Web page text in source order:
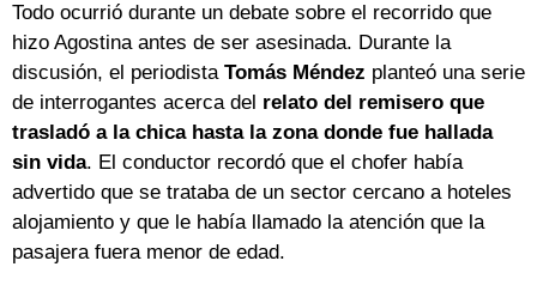
Todo ocurrió durante un debate sobre el recorrido que
hizo Agostina antes de ser asesinada. Durante la
discusión, el periodista Tomás Méndez planteó una serie
de interrogantes acerca del relato del remisero que
trasladó a la chica hasta la zona donde fue hallada
sin vida. El conductor recordó que el chofer había
advertido que se trataba de un sector cercano a hoteles
alojamiento y que le había llamado la atención que la
pasajera fuera menor de edad.